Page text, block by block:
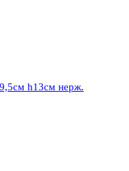
h13см нерж.